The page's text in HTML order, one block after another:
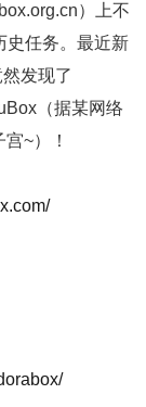
）上不
史任务。最近新
发现了
（据某网络
~）！